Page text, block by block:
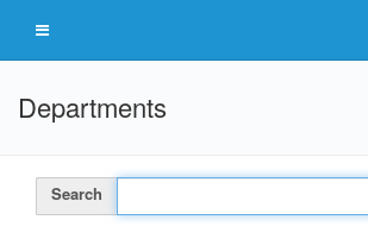
Departments
Search